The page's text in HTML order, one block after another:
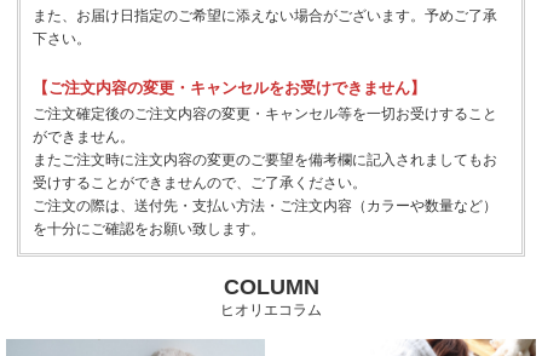
また、お届け日指定のご希望に添えない場合がございます。予めご了承
下さい。
【ご注文内容の変更・キャンセルをお受けできません】
ご注文確定後のご注文内容の変更・キャンセル等を一切お受けすること
ができません。
またご注文時に注文内容の変更のご要望を備考欄に記入されましてもお
受けすることができませんので、ご了承ください。
ご注文の際は、送付先・支払い方法・ご注文内容（カラーや数量など）
を十分にご確認をお願い致します。
COLUMN
ヒオリエコラム